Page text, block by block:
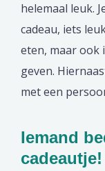
helemaal leuk.
cadeau, iets
eten, maar ook
geven.
met een
Iemand
cadeautje!